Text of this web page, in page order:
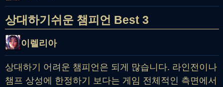
상대하기쉬운 챔피언 Best 3
이렐리아
상대하기 어려운 챔피언은 되게 많습니다. 라인전이나
챔프 상성에 한정하기 보다는 게임 전체적인 측면에서